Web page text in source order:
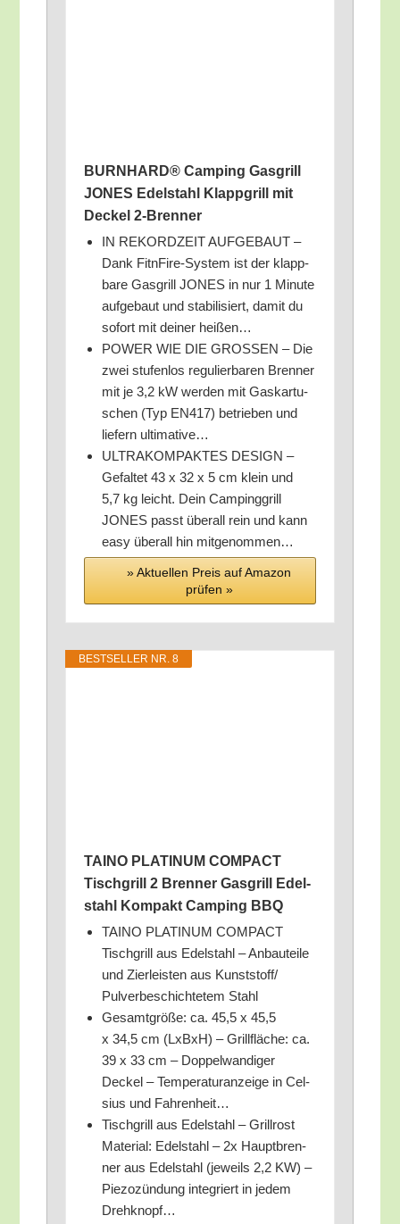
BURNHARD® Cam­ping Gas­grill
JONES Edel­stahl Klapp­grill mit
Deckel 2‑Brenner
IN REKORDZEIT AUFGEBAUT –
Dank Fitn­Fi­re-Sys­tem ist der klapp­
ba­re Gas­grill JONES in nur 1 Minu­te
auf­ge­baut und sta­bi­li­siert, damit du
sofort mit dei­ner heißen…
POWER WIE DIE GROSSEN – Die
zwei stu­fen­los regu­lier­ba­ren Bren­ner
mit je 3,2 kW wer­den mit Gas­kar­tu­
schen (Typ EN417) betrie­ben und
lie­fern ultimative…
ULTRAKOMPAKTES DESIGN –
Gefal­tet 43 x 32 x 5 cm klein und
5,7 kg leicht. Dein Cam­ping­grill
JONES passt über­all rein und kann
easy über­all hin mitgenommen…
» Aktu­el­len Preis auf Ama­zon
prü­fen »
BEST­SEL­LER NR. 8
TAINO PLATINUM COMPACT
Tisch­grill 2 Bren­ner Gas­grill Edel­
stahl Kom­pakt Cam­ping BBQ
TAINO PLATINUM COMPACT
Tisch­grill aus Edel­stahl – Anbau­tei­le
und Zier­leis­ten aus Kunststoff/​
Pulverbeschichtetem Stahl
Gesamt­grö­ße: ca. 45,5 x 45,5
x 34,5 cm (LxBxH) – Grill­flä­che: ca.
39 x 33 cm – Dop­pel­wan­di­ger
Deckel – Tem­pe­ra­tur­an­zei­ge in Cel­
si­us und Fahrenheit…
Tisch­grill aus Edel­stahl – Grill­rost
Mate­ri­al: Edel­stahl – 2x Haupt­bren­
ner aus Edel­stahl (jeweils 2,2 KW) –
Pie­zo­zün­dung inte­griert in jedem
Drehknopf…